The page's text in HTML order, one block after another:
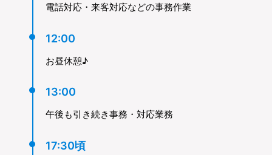
電話対応・来客対応などの事務作業
12:00
お昼休憩♪
13:00
午後も引き続き事務・対応業務
17:30頃